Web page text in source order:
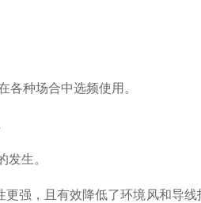
各种场合中选频使用。
生。
强，且有效降低了环境风和导线